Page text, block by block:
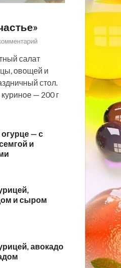
салат
овощей и
стол.
— 200 г
огурце — с
и
и сыром
авокадо